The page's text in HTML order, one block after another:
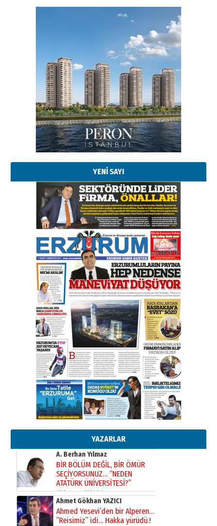
YENİ SAYI
YAZARLAR
Esat BİNDESEN
TRT’NİN BÖLGEYE AÇILAN SESİ
09 Ağustos 2026 Pazar
Kadir SABUNCUOĞLU
Erzurumspor’un köşe taşları
29 Haziran 2026 Pazartesi
Kenan GÜLERCİ
Murat Şahsuvaroğlu ERKON’da
çıtayı yukarı taşırken,
yönetimdekiler aşağı
çekmemeli!
17 Şubat 2026 SalıOrhan BOZKURT
Bir fotoğraf, bir şehir, bir
gazeteci… Dizginler kimin
A. Berhan Yılmaz
BİR BÖLÜM DEĞİL, BİR ÖMÜR
SEÇİYORSUNUZ… “NEDEN
ATATÜRK ÜNİVERSİTESİ?”
28 Temmuz 2026 Salı
Ahmet Gökhan YAZICI
Ahmed Yesevi’den bir Alperen…
”Reisimiz” idi… Hakka yürüdü.!